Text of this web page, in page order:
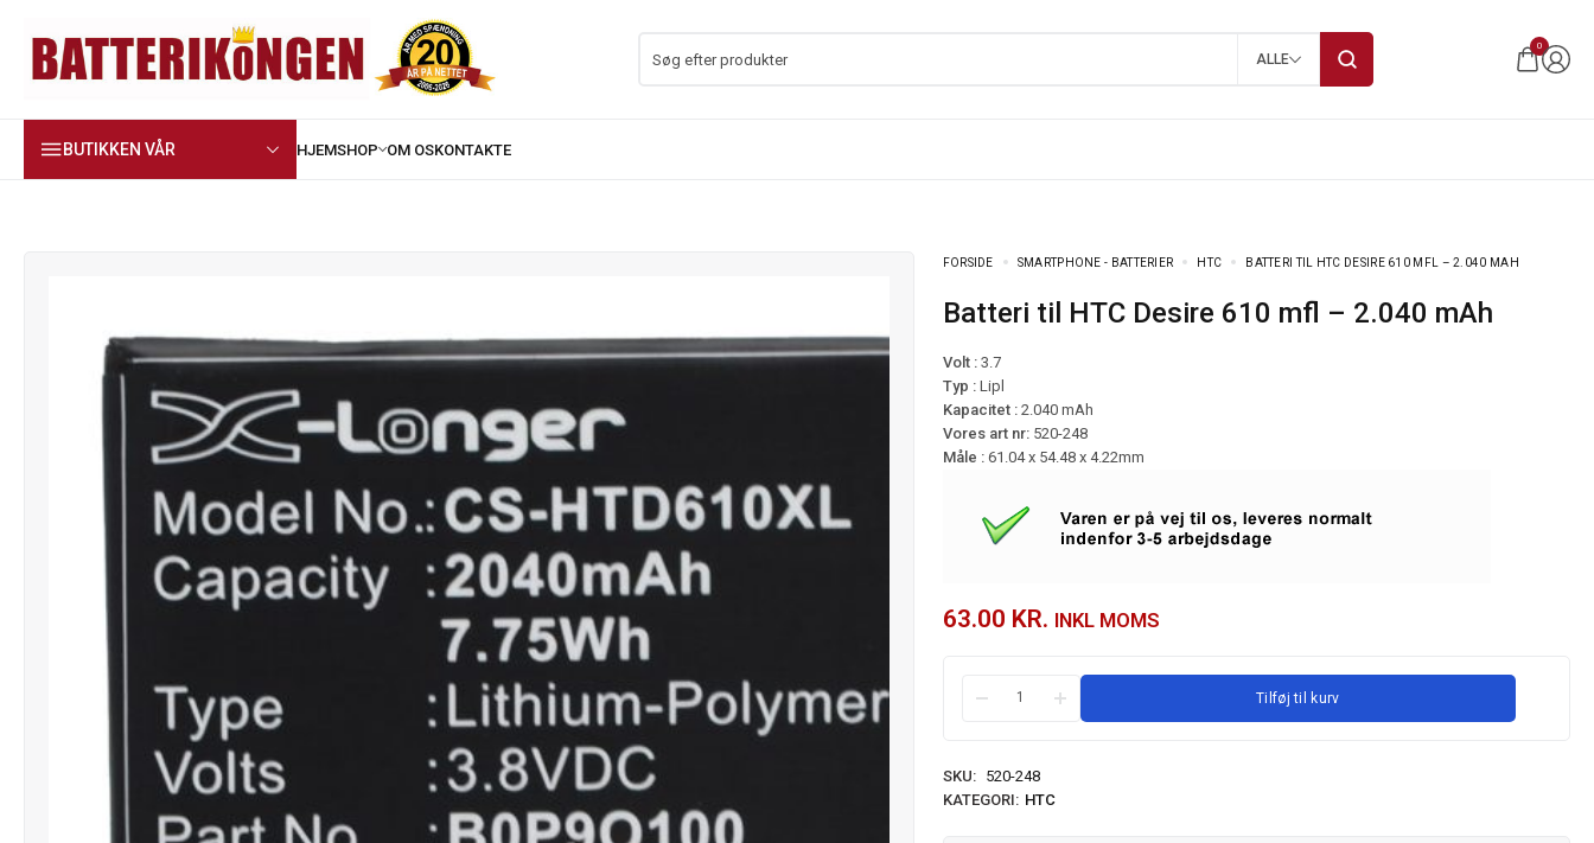
ALLE
0
BUTIKKEN VÅR
FORSIDE SMARTPHONE - BATTERIER HTC BATTERI TIL HTC DESIRE 610 MFL – 2.040 MAH
Batteri til HTC Desire 610 mfl – 2.040 mAh
Volt :3.7
Typ : Lipl
Kapacitet : 2.040 mAh
Vores art nr: 520-248
Måle : 61.04 x 54.48 x 4.22mm
63.00 KR. INKL MOMS
Tilføj til kurv
SKU:
520-248
KATEGORI: HTC